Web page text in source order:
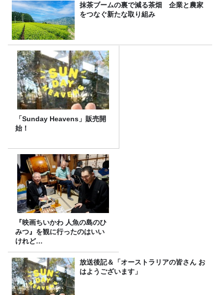
抹茶ブームの裏で減る茶畑 企業と農家
をつなぐ新たな取り組み
「Sunday Heavens」販売開
始！
『映画ちいかわ 人魚の島のひ
みつ』を観に行ったのはいい
けれど…
放送後記＆「オーストラリアの皆さん お
はようございます」